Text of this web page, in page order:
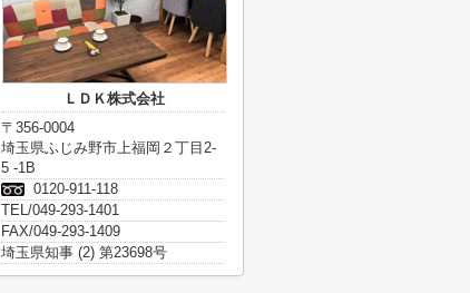
ＬＤＫ株式会社
〒356-0004
埼玉県ふじみ野市上福岡２丁目2-
5 -1B
0120-911-118
TEL/049-293-1401
FAX/049-293-1409
埼玉県知事 (2) 第23698号